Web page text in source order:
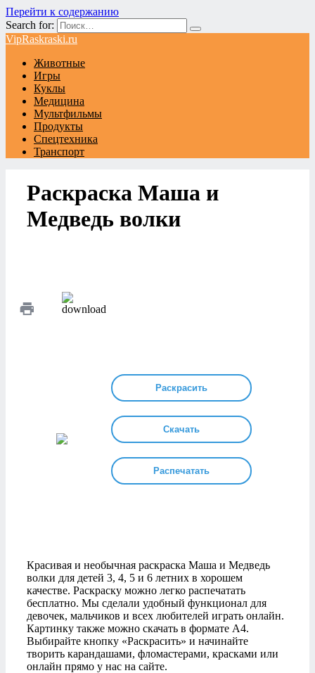
Перейти к содержанию
Search for:
VipRaskraski.ru
Животные
Игры
Куклы
Медицина
Мультфильмы
Продукты
Спецтехника
Транспорт
Раскраска Маша и
Медведь волки
Раскрасить
Скачать
Распечатать
Красивая и необычная раскраска Маша и Медведь
волки для детей 3, 4, 5 и 6 летних в хорошем
качестве. Раскраску можно легко распечатать
бесплатно. Мы сделали удобный функционал для
девочек, мальчиков и всех любителей играть онлайн.
Картинку также можно скачать в формате А4.
Выбирайте кнопку «Раскрасить» и начинайте
творить карандашами, фломастерами, красками или
онлайн прямо у нас на сайте.